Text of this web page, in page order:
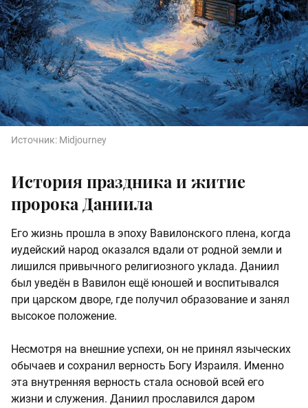
Источник: Midjourney
История праздника и житие
пророка Даниила
Его жизнь прошла в эпоху Вавилонского плена, когда
иудейский народ оказался вдали от родной земли и
лишился привычного религиозного уклада. Даниил
был уведён в Вавилон ещё юношей и воспитывался
при царском дворе, где получил образование и занял
высокое положение.
Несмотря на внешние успехи, он не принял языческих
обычаев и сохранил верность Богу Израиля. Именно
эта внутренняя верность стала основой всей его
жизни и служения. Даниил прославился даром